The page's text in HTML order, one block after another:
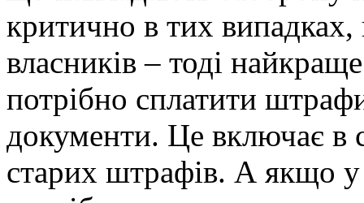
критично в тих випадках,
власників – тоді
потрібно сплатити
документи. Це включає в
старих штрафів. А якщо у